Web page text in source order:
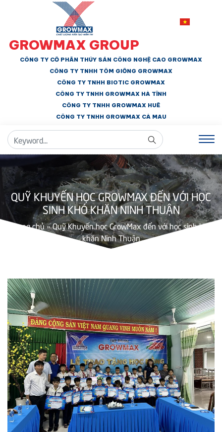
GROWMAX GROUP
CÔNG TY CỔ PHẦN THỦY SẢN CÔNG NGHỆ CAO GROWMAX
CÔNG TY TNHH TÔM GIỐNG GROWMAX
CÔNG TY TNHH BIOTIC GROWMAX
CÔNG TY TNHH GROWMAX HÀ TĨNH
CÔNG TY TNHH GROWMAX HUẾ
CÔNG TY TNHH GROWMAX CÀ MAU
QUỸ KHUYẾN HỌC GROWMAX ĐẾN VỚI HỌC
SINH KHÓ KHĂN NINH THUẬN
Trang chủ»Quỹ Khuyến học GrowMax đến với học sinh khó
khăn Ninh Thuận